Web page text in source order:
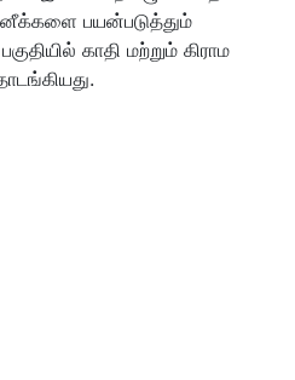
பயன்படுத்தும்
காதி மற்றும் கிராம